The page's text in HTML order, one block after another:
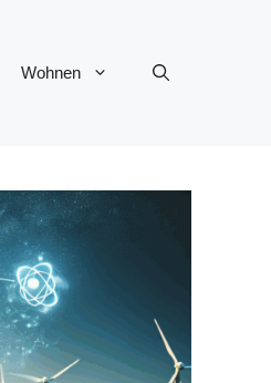
Wohnen